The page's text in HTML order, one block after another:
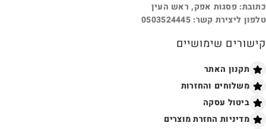
כתובת: פסגות אפק, ראש העין
טלפון ליצירת קשר: 0503524445
קישורים שימושיים
תקנון האתר
משלוחים והחזרות
ביטול עסקה
מדיניות החזרת מוצרים